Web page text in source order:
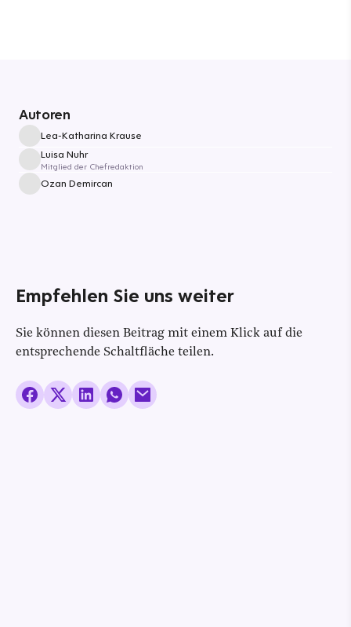
Autoren
Lea-Katharina Krause
Luisa Nuhr
Mitglied der Chefredaktion
Ozan Demircan
Empfehlen Sie uns weiter
Sie können diesen Beitrag mit einem Klick auf die
entsprechende Schaltfläche teilen.